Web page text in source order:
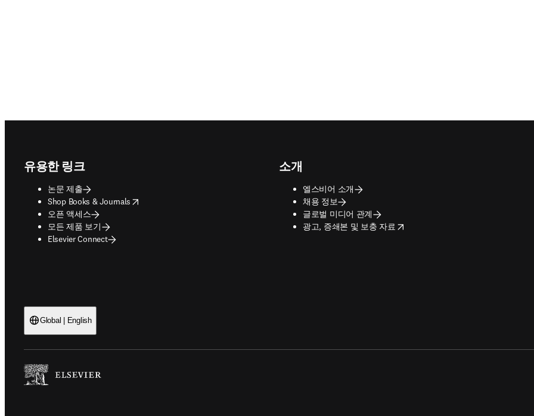
유용한 링크
논문 제출
Shop Books & Journals
opens in new tab/window
오픈 액세스
모든 제품 보기
Elsevier Connect
소개
엘스비어 소개
채용 정보
글로벌 미디어 관계
광고, 증쇄본 및 보충 자료
opens in new tab/window
Global | English